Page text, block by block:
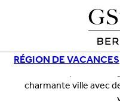
RÉGION DE VACANCES